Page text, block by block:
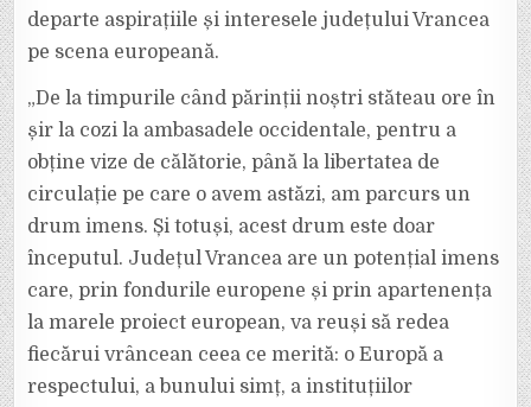
departe aspirațiile și interesele județului Vrancea
pe scena europeană.
„De la timpurile când părinții noștri stăteau ore în
șir la cozi la ambasadele occidentale, pentru a
obține vize de călătorie, până la libertatea de
circulație pe care o avem astăzi, am parcurs un
drum imens. Și totuși, acest drum este doar
începutul. Județul Vrancea are un potențial imens
care, prin fondurile europene și prin apartenența
la marele proiect european, va reuși să redea
fiecărui vrâncean ceea ce merită: o Europă a
respectului, a bunului simț, a instituțiilor